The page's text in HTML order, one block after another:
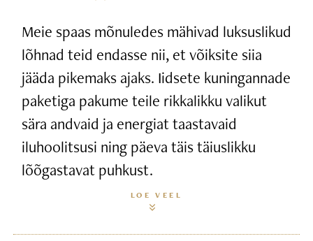
Meie spaas mõnuledes mähivad luksuslikud
lõhnad teid endasse nii, et võiksite siia
jääda pikemaks ajaks. Iidsete kuningannade
paketiga pakume teile rikkalikku valikut
sära andvaid ja energiat taastavaid
iluhoolitsusi ning päeva täis täiuslikku
lõõgastavat puhkust.
LOE VEEL